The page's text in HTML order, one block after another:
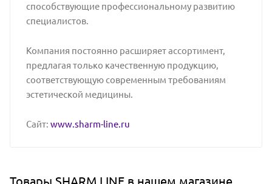
способствующие профессиональному развитию
специалистов.
Компания постоянно расширяет ассортимент,
предлагая только качественную продукцию,
соответствующую современным требованиям
эстетической медицины.
Сайт: www.sharm-line.ru